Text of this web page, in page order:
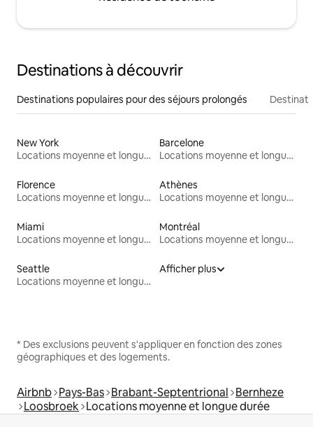
Destinations à découvrir
Destinations populaires pour des séjours prolongés
New York
Locations moyenne et longue durée
Barcelone
Locations moyenne et longue durée
Florence
Locations moyenne et longue durée
Athènes
Locations moyenne et longue durée
Miami
Locations moyenne et longue durée
Montréal
Locations moyenne et longue durée
Seattle
Locations moyenne et longue durée
Afficher plus
* Des exclusions peuvent s'appliquer en fonction des zones
géographiques et des logements.
Airbnb Pays-Bas Brabant-Septentrional Bernheze
Loosbroek Locations moyenne et longue durée